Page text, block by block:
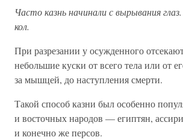
Часто казнь начинали с вырывания
кол.
При разрезании у осужденного
небольшие куски от всего тела или от
за мышцей, до наступления смерти.
Такой способ казни был особенно
и восточных народов — египтян,
и конечно же персов.